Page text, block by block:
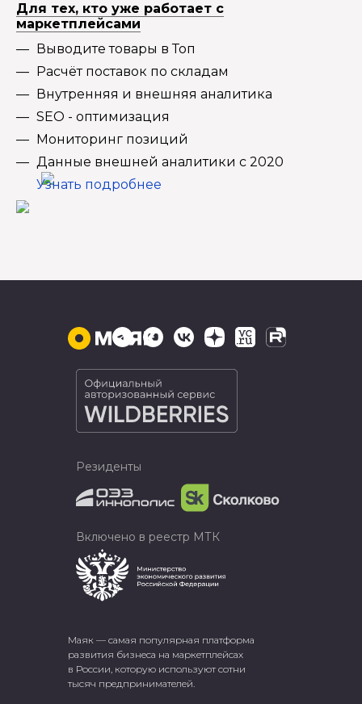
Для тех, кто уже работает с
маркетплейсами
Выводите товары в Топ
Расчёт поставок по складам
Внутренняя и внешняя аналитика
SEO - оптимизация
Мониторинг позиций
Данные внешней аналитики с 2020
Узнать подробнее
Маяк — самая популярная платформа
развития бизнеса на маркетплейсах
в России, которую используют сотни
тысяч предпринимателей.
Резиденты
Включено в реестр МТК